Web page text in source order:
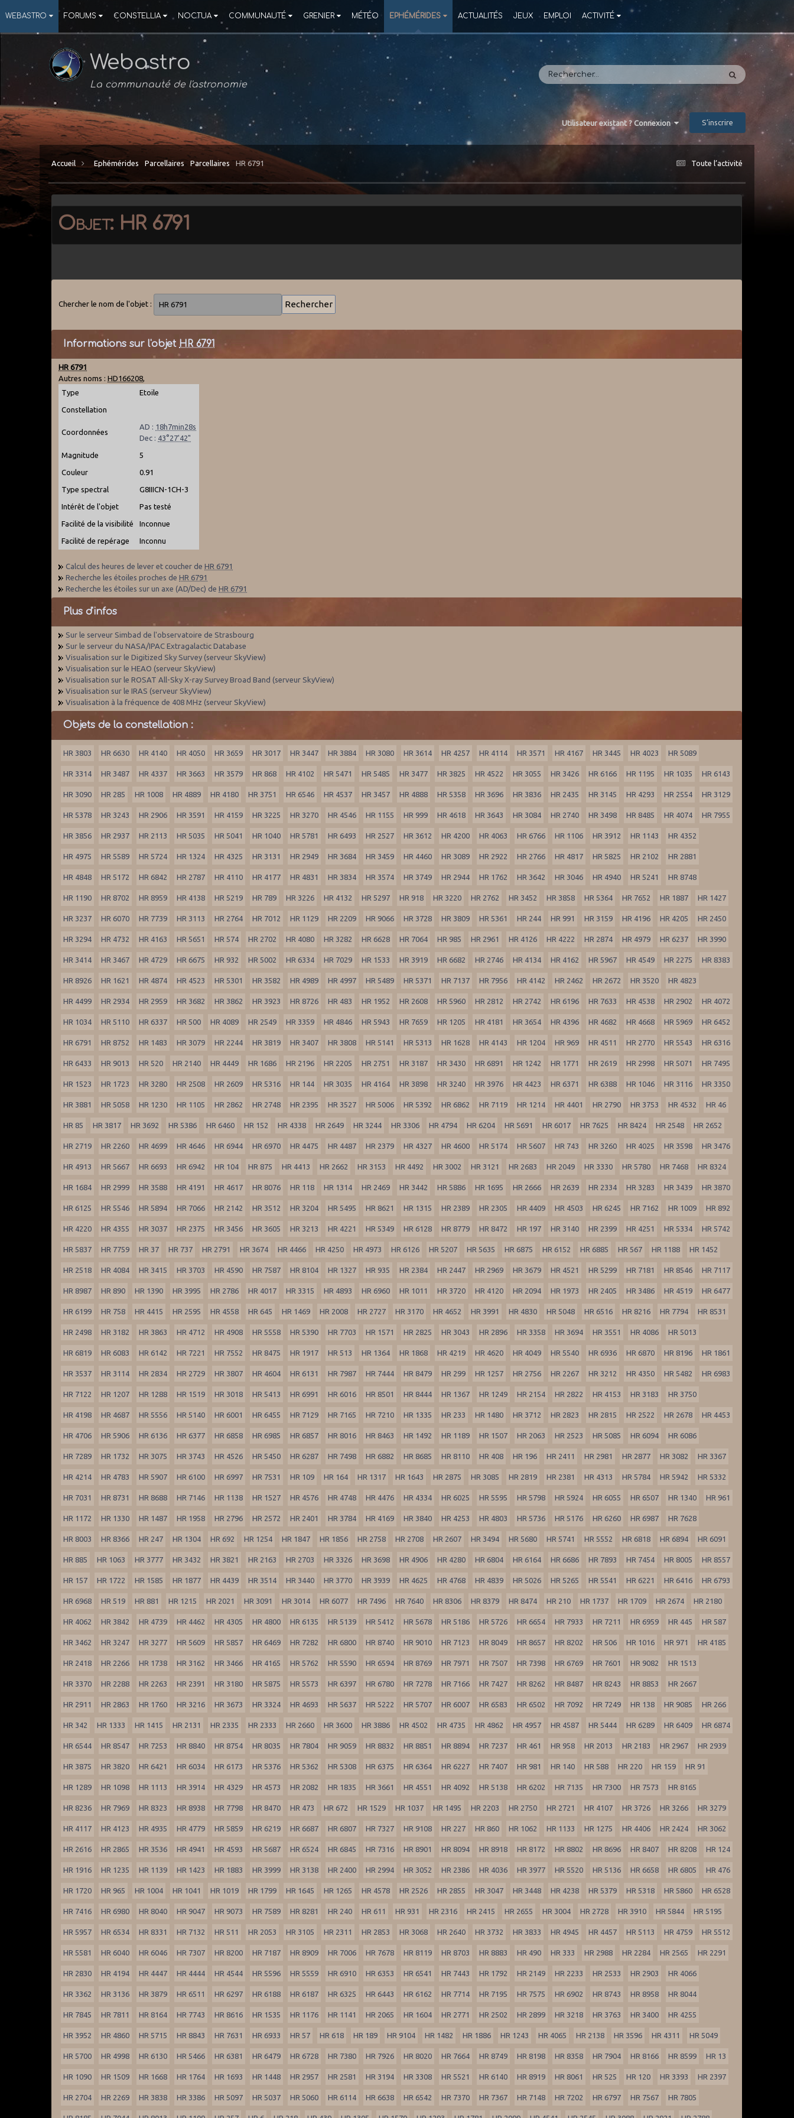
WEBASTRO FORUMS CONSTELLIA NOCTUA COMMUNAUTÉ GRENIER MÉTÉO EPHÉMÉRIDES ACTUALITÉS JEUX EMPLOI ACTIVITÉ
Webastro
La communauté de l'astronomie
Utilisateur existant ? Connexion S’inscrire
Toute l’activité
Accueil Ephémérides Parcellaires Parcellaires HR 6791
Objet: HR 6791
Chercher le nom de l'objet :
Informations sur l'objet HR 6791
HR 6791
Autres noms :HD166208
Type
Etoile
Constellation
Coordonnées
AD : 18h7min28s
Dec : 43°27'42"
Magnitude 5
Couleur 0.91
Type spectral G8IIICN-1CH-3
Intérêt de l'objet Pas testé
Facilité de la visibilité Inconnue
Facilité de repérage Inconnu
Calcul des heures de lever et coucher deHR 6791
Recherche les étoiles proches deHR 6791
Recherche les étoiles sur un axe (AD/Dec) deHR 6791
Plus d'infos
Sur le serveur Simbad de l'observatoire de Strasbourg
Sur le serveur du NASA/IPAC Extragalactic Database
Visualisation sur le Digitized Sky Survey (serveur SkyView)
Visualisation sur le HEAO (serveur SkyView)
Visualisation sur le ROSAT All-Sky X-ray Survey Broad Band (serveur SkyView)
Visualisation sur le IRAS (serveur SkyView)
Visualisation à la fréquence de 408 MHz (serveur SkyView)
Objets de la constellation :
HR 3803 HR 6630 HR 4140 HR 4050 HR 3659 HR 3017 HR 3447 HR 3884 HR 3080 HR 3614 HR 4257 HR 4114 HR 3571 HR 4167 HR 3445 HR 4023 HR 5089
HR 3314 HR 3487 HR 4337 HR 3663 HR 3579 HR 868 HR 4102 HR 5471 HR 5485 HR 3477 HR 3825 HR 4522 HR 3055 HR 3426 HR 6166 HR 1195 HR 1035 HR 6143
HR 3090 HR 285 HR 1008 HR 4889 HR 4180 HR 3751 HR 6546 HR 4537 HR 3457 HR 4888 HR 5358 HR 3696 HR 3836 HR 2435 HR 3145 HR 4293 HR 2554 HR 3129
HR 5378 HR 3243 HR 2906 HR 3591 HR 4159 HR 3225 HR 3270 HR 4546 HR 1155 HR 999 HR 4618 HR 3643 HR 3084 HR 2740 HR 3498 HR 8485 HR 4074 HR 7955
HR 3856 HR 2937 HR 2113 HR 5035 HR 5041 HR 1040 HR 5781 HR 6493 HR 2527 HR 3612 HR 4200 HR 4063 HR 6766 HR 1106 HR 3912 HR 1143 HR 4352
HR 4975 HR 5589 HR 5724 HR 1324 HR 4325 HR 3131 HR 2949 HR 3684 HR 3459 HR 4460 HR 3089 HR 2922 HR 2766 HR 4817 HR 5825 HR 2102 HR 2881
HR 4848 HR 5172 HR 6842 HR 2787 HR 4110 HR 4177 HR 4831 HR 3834 HR 3574 HR 3749 HR 2944 HR 1762 HR 3642 HR 3046 HR 4940 HR 5241 HR 8748
HR 1190 HR 8702 HR 8959 HR 4138 HR 5219 HR 789 HR 3226 HR 4132 HR 5297 HR 918 HR 3220 HR 2762 HR 3452 HR 3858 HR 5364 HR 7652 HR 1887 HR 1427
HR 3237 HR 6070 HR 7739 HR 3113 HR 2764 HR 7012 HR 1129 HR 2209 HR 9066 HR 3728 HR 3809 HR 5361 HR 244 HR 991 HR 3159 HR 4196 HR 4205 HR 2450
HR 3294 HR 4732 HR 4163 HR 5651 HR 574 HR 2702 HR 4080 HR 3282 HR 6628 HR 7064 HR 985 HR 2961 HR 4126 HR 4222 HR 2874 HR 4979 HR 6237 HR 3990
HR 3414 HR 3467 HR 4729 HR 6675 HR 932 HR 5002 HR 6334 HR 7029 HR 1533 HR 3919 HR 6682 HR 2746 HR 4134 HR 4162 HR 5967 HR 4549 HR 2275 HR 8383
HR 8926 HR 1621 HR 4874 HR 4523 HR 5301 HR 3582 HR 4989 HR 4997 HR 5489 HR 5371 HR 7137 HR 7956 HR 4142 HR 2462 HR 2672 HR 3520 HR 4823
HR 4499 HR 2934 HR 2959 HR 3682 HR 3862 HR 3923 HR 8726 HR 483 HR 1952 HR 2608 HR 5960 HR 2812 HR 2742 HR 6196 HR 7633 HR 4538 HR 2902 HR 4072
HR 1034 HR 5110 HR 6337 HR 500 HR 4089 HR 2549 HR 3359 HR 4846 HR 5943 HR 7659 HR 1205 HR 4181 HR 3654 HR 4396 HR 4682 HR 4668 HR 5969 HR 6452
HR 6791 HR 8752 HR 1483 HR 3079 HR 2244 HR 3819 HR 3407 HR 3808 HR 5141 HR 5313 HR 1628 HR 4143 HR 1204 HR 969 HR 4511 HR 2770 HR 5543 HR 6316
HR 6433 HR 9013 HR 520 HR 2140 HR 4449 HR 1686 HR 2196 HR 2205 HR 2751 HR 3187 HR 3430 HR 6891 HR 1242 HR 1771 HR 2619 HR 2998 HR 5071 HR 7495
HR 1523 HR 1723 HR 3280 HR 2508 HR 2609 HR 5316 HR 144 HR 3035 HR 4164 HR 3898 HR 3240 HR 3976 HR 4423 HR 6371 HR 6388 HR 1046 HR 3116 HR 3350
HR 3881 HR 5058 HR 1230 HR 1105 HR 2862 HR 2748 HR 2395 HR 3527 HR 5006 HR 5392 HR 6862 HR 7119 HR 1214 HR 4401 HR 2790 HR 3753 HR 4532 HR 46
HR 85 HR 3817 HR 3692 HR 5386 HR 6460 HR 152 HR 4338 HR 2649 HR 3244 HR 3306 HR 4794 HR 6204 HR 5691 HR 6017 HR 7625 HR 8424 HR 2548 HR 2652
HR 2719 HR 2260 HR 4699 HR 4646 HR 6944 HR 6970 HR 4475 HR 4487 HR 2379 HR 4327 HR 4600 HR 5174 HR 5607 HR 743 HR 3260 HR 4025 HR 3598 HR 3476
HR 4913 HR 5667 HR 6693 HR 6942 HR 104 HR 875 HR 4413 HR 2662 HR 3153 HR 4492 HR 3002 HR 3121 HR 2683 HR 2049 HR 3330 HR 5780 HR 7468 HR 8324
HR 1684 HR 2999 HR 3588 HR 4191 HR 4617 HR 8076 HR 118 HR 1314 HR 2469 HR 3442 HR 5886 HR 1695 HR 2666 HR 2639 HR 2334 HR 3283 HR 3439 HR 3870
HR 6125 HR 5546 HR 5894 HR 7066 HR 2142 HR 3512 HR 3204 HR 5495 HR 8621 HR 1315 HR 2389 HR 2305 HR 4409 HR 4503 HR 6245 HR 7162 HR 1009 HR 892
HR 4220 HR 4355 HR 3037 HR 2375 HR 3456 HR 3605 HR 3213 HR 4221 HR 5349 HR 6128 HR 8779 HR 8472 HR 197 HR 3140 HR 2399 HR 4251 HR 5334 HR 5742
HR 5837 HR 7759 HR 37 HR 737 HR 2791 HR 3674 HR 4466 HR 4250 HR 4973 HR 6126 HR 5207 HR 5635 HR 6875 HR 6152 HR 6885 HR 567 HR 1188 HR 1452
HR 2518 HR 4084 HR 3415 HR 3703 HR 4590 HR 7587 HR 8104 HR 1327 HR 935 HR 2384 HR 2447 HR 2969 HR 3679 HR 4521 HR 5299 HR 7181 HR 8546 HR 7117
HR 8987 HR 890 HR 1390 HR 3995 HR 2786 HR 4017 HR 3315 HR 4893 HR 6960 HR 1011 HR 3720 HR 4120 HR 2094 HR 1973 HR 2405 HR 3486 HR 4519 HR 6477
HR 6199 HR 758 HR 4415 HR 2595 HR 4558 HR 645 HR 1469 HR 2008 HR 2727 HR 3170 HR 4652 HR 3991 HR 4830 HR 5048 HR 6516 HR 8216 HR 7794 HR 8531
HR 2498 HR 3182 HR 3863 HR 4712 HR 4908 HR 5558 HR 5390 HR 7703 HR 1571 HR 2825 HR 3043 HR 2896 HR 3358 HR 3694 HR 3551 HR 4086 HR 5013
HR 6819 HR 6083 HR 6142 HR 7221 HR 7552 HR 8475 HR 1917 HR 513 HR 1364 HR 1868 HR 4219 HR 4620 HR 4049 HR 5540 HR 6936 HR 6870 HR 8196 HR 1861
HR 3537 HR 3114 HR 2834 HR 2729 HR 3807 HR 4604 HR 6131 HR 7987 HR 7444 HR 8479 HR 299 HR 1257 HR 2756 HR 2267 HR 3212 HR 4350 HR 5482 HR 6983
HR 7122 HR 1207 HR 1288 HR 1519 HR 3018 HR 5413 HR 6991 HR 6016 HR 8501 HR 8444 HR 1367 HR 1249 HR 2154 HR 2822 HR 4153 HR 3183 HR 3750
HR 4198 HR 4687 HR 5556 HR 5140 HR 6001 HR 6455 HR 7129 HR 7165 HR 7210 HR 1335 HR 233 HR 1480 HR 3712 HR 2823 HR 2815 HR 2522 HR 2678 HR 4453
HR 4706 HR 5906 HR 6136 HR 6377 HR 6858 HR 6985 HR 6857 HR 8016 HR 8463 HR 1492 HR 1189 HR 1507 HR 2063 HR 2523 HR 5085 HR 6094 HR 6086
HR 7289 HR 1732 HR 3075 HR 3743 HR 4526 HR 5450 HR 6287 HR 7498 HR 6882 HR 8685 HR 8110 HR 408 HR 196 HR 2411 HR 2981 HR 2877 HR 3082 HR 3367
HR 4214 HR 4783 HR 5907 HR 6100 HR 6997 HR 7531 HR 109 HR 164 HR 1317 HR 1643 HR 2875 HR 3085 HR 2819 HR 2381 HR 4313 HR 5784 HR 5942 HR 5332
HR 7031 HR 8731 HR 8688 HR 7146 HR 1138 HR 1527 HR 4576 HR 4748 HR 4476 HR 4334 HR 6025 HR 5595 HR 5798 HR 5924 HR 6055 HR 6507 HR 1340 HR 961
HR 1172 HR 1330 HR 1487 HR 1958 HR 2796 HR 2572 HR 2401 HR 3784 HR 4169 HR 3840 HR 4253 HR 4803 HR 5736 HR 5176 HR 6260 HR 6987 HR 7628
HR 8003 HR 8366 HR 247 HR 1304 HR 692 HR 1254 HR 1847 HR 1856 HR 2758 HR 2708 HR 2607 HR 3494 HR 5680 HR 5741 HR 5552 HR 6818 HR 6894 HR 6091
HR 885 HR 1063 HR 3777 HR 3432 HR 3821 HR 2163 HR 2703 HR 3326 HR 3698 HR 4906 HR 4280 HR 6804 HR 6164 HR 6686 HR 7893 HR 7454 HR 8005 HR 8557
HR 157 HR 1722 HR 1585 HR 1877 HR 4439 HR 3514 HR 3440 HR 3770 HR 3939 HR 4625 HR 4768 HR 4839 HR 5026 HR 5265 HR 5541 HR 6221 HR 6416 HR 6793
HR 6968 HR 519 HR 881 HR 1215 HR 2021 HR 3091 HR 3014 HR 6077 HR 7496 HR 7640 HR 8306 HR 8379 HR 8474 HR 210 HR 1737 HR 1709 HR 2674 HR 2180
HR 4062 HR 3842 HR 4739 HR 4462 HR 4305 HR 4800 HR 6135 HR 5139 HR 5412 HR 5678 HR 5186 HR 5726 HR 6654 HR 7933 HR 7211 HR 6959 HR 445 HR 587
HR 3462 HR 3247 HR 3277 HR 5609 HR 5857 HR 6469 HR 7282 HR 6800 HR 8740 HR 9010 HR 7123 HR 8049 HR 8657 HR 8202 HR 506 HR 1016 HR 971 HR 4185
HR 2418 HR 2266 HR 1738 HR 3162 HR 3466 HR 4165 HR 5762 HR 5590 HR 6594 HR 8769 HR 7971 HR 7507 HR 7398 HR 6769 HR 7601 HR 9082 HR 1513
HR 3370 HR 2288 HR 2263 HR 2391 HR 3180 HR 5875 HR 5573 HR 6397 HR 6780 HR 7278 HR 7166 HR 7427 HR 8262 HR 8487 HR 8243 HR 8853 HR 2667
HR 2911 HR 2863 HR 1760 HR 3216 HR 3673 HR 3324 HR 4693 HR 5637 HR 5222 HR 5707 HR 6007 HR 6583 HR 6502 HR 7092 HR 7249 HR 138 HR 9085 HR 266
HR 342 HR 1333 HR 1415 HR 2131 HR 2335 HR 2333 HR 2660 HR 3600 HR 3886 HR 4502 HR 4735 HR 4862 HR 4957 HR 4587 HR 5444 HR 6289 HR 6409 HR 6874
HR 6544 HR 8547 HR 7253 HR 8840 HR 8754 HR 8035 HR 7804 HR 9059 HR 8832 HR 8851 HR 8894 HR 7237 HR 461 HR 958 HR 2013 HR 2183 HR 2967 HR 2939
HR 3875 HR 3820 HR 6421 HR 6034 HR 6173 HR 5376 HR 5362 HR 5308 HR 6375 HR 6364 HR 6227 HR 7407 HR 981 HR 140 HR 588 HR 220 HR 159 HR 91
HR 1289 HR 1098 HR 1113 HR 3914 HR 4329 HR 4573 HR 2082 HR 1835 HR 3661 HR 4551 HR 4092 HR 5138 HR 6202 HR 7135 HR 7300 HR 7573 HR 8165
HR 8236 HR 7969 HR 8323 HR 8938 HR 7798 HR 8470 HR 473 HR 672 HR 1529 HR 1037 HR 1495 HR 2203 HR 2750 HR 2721 HR 4107 HR 3726 HR 3266 HR 3279
HR 4117 HR 4123 HR 4935 HR 4779 HR 5859 HR 6219 HR 6687 HR 6807 HR 7327 HR 9108 HR 227 HR 860 HR 1062 HR 1133 HR 1275 HR 4406 HR 2424 HR 3062
HR 2616 HR 2865 HR 3536 HR 4941 HR 4593 HR 5687 HR 6524 HR 6845 HR 7316 HR 8901 HR 8094 HR 8918 HR 8172 HR 8802 HR 8696 HR 8407 HR 8208 HR 124
HR 1916 HR 1235 HR 1139 HR 1423 HR 1883 HR 3999 HR 3138 HR 2400 HR 2994 HR 3052 HR 2386 HR 4036 HR 3977 HR 5520 HR 5136 HR 6658 HR 6805 HR 476
HR 1720 HR 965 HR 1004 HR 1041 HR 1019 HR 1799 HR 1645 HR 1265 HR 4578 HR 2526 HR 2855 HR 3047 HR 3448 HR 4238 HR 5379 HR 5318 HR 5860 HR 6528
HR 7416 HR 6980 HR 8040 HR 9047 HR 9073 HR 7589 HR 8281 HR 240 HR 611 HR 931 HR 2316 HR 2415 HR 2655 HR 3004 HR 2728 HR 3910 HR 5844 HR 5195
HR 5957 HR 6534 HR 8331 HR 7132 HR 511 HR 2053 HR 3105 HR 2311 HR 2853 HR 3068 HR 2640 HR 3732 HR 3833 HR 4945 HR 4457 HR 5113 HR 4759 HR 5512
HR 5581 HR 6040 HR 6046 HR 7307 HR 8200 HR 7187 HR 8909 HR 7006 HR 7678 HR 8119 HR 8703 HR 8883 HR 490 HR 333 HR 2988 HR 2284 HR 2565 HR 2291
HR 2830 HR 4194 HR 4447 HR 4444 HR 4544 HR 5596 HR 5559 HR 6910 HR 6353 HR 6541 HR 7443 HR 1792 HR 2149 HR 2233 HR 2533 HR 2903 HR 4066
HR 3362 HR 3136 HR 3879 HR 6511 HR 6297 HR 6188 HR 6187 HR 6325 HR 6443 HR 6162 HR 7714 HR 7195 HR 7575 HR 6902 HR 8743 HR 8958 HR 8044
HR 7845 HR 7811 HR 8164 HR 7743 HR 8616 HR 1535 HR 1176 HR 1141 HR 2065 HR 1604 HR 2771 HR 2502 HR 2899 HR 3218 HR 3763 HR 3400 HR 4255
HR 3952 HR 4860 HR 5715 HR 8843 HR 7631 HR 6933 HR 57 HR 618 HR 189 HR 9104 HR 1482 HR 1886 HR 1243 HR 4065 HR 2138 HR 3596 HR 4311 HR 5049
HR 5700 HR 4998 HR 6130 HR 5466 HR 6381 HR 6479 HR 6728 HR 7380 HR 7926 HR 8020 HR 7664 HR 8749 HR 8198 HR 8358 HR 7904 HR 8166 HR 8599 HR 13
HR 1090 HR 1509 HR 1668 HR 1764 HR 1693 HR 1448 HR 2957 HR 2581 HR 3194 HR 3308 HR 5521 HR 6140 HR 8919 HR 8061 HR 525 HR 120 HR 3393 HR 2397
HR 2704 HR 2269 HR 3838 HR 3386 HR 5097 HR 5037 HR 5060 HR 6114 HR 6638 HR 6542 HR 7370 HR 7367 HR 7148 HR 7202 HR 6797 HR 7567 HR 7805